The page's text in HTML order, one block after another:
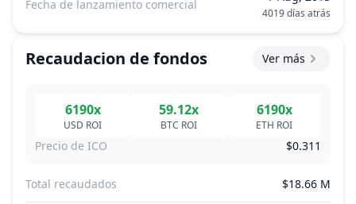
Fecha de lanzamiento comercial
4019 días atrás
Recaudacion de fondos Ver más
6190x
USD ROI
59.12x
BTC ROI
6190x
ETH ROI
Precio de ICO $0.311
Total recaudados $18.66 M